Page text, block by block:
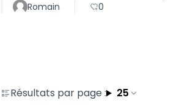
Romain 0
Résultats par page : 25